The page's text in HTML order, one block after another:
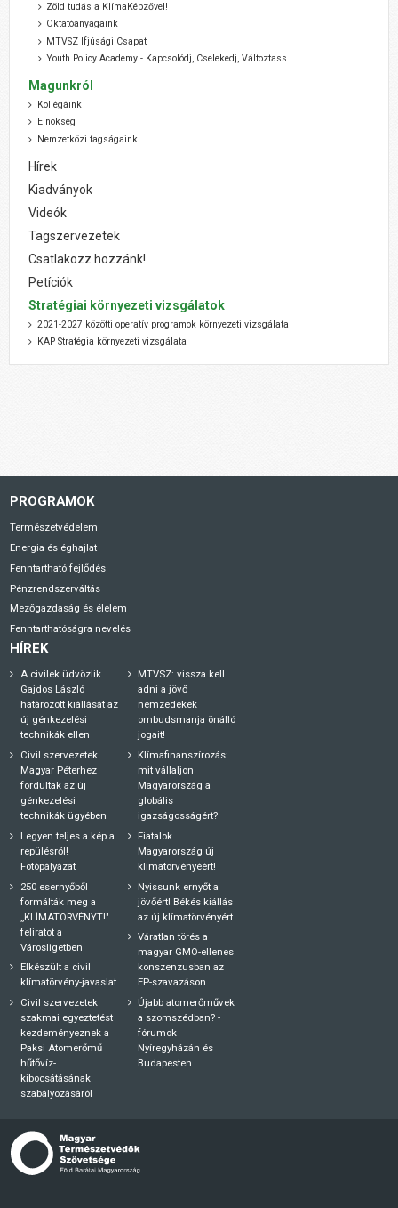
Zöld tudás a KlímaKépzővel!
Oktatóanyagaink
MTVSZ Ifjúsági Csapat
Youth Policy Academy - Kapcsolódj, Cselekedj, Változtass
Magunkról
Kollégáink
Elnökség
Nemzetközi tagságaink
Hírek
Kiadványok
Videók
Tagszervezetek
Csatlakozz hozzánk!
Petíciók
Stratégiai környezeti vizsgálatok
2021-2027 közötti operatív programok környezeti vizsgálata
KAP Stratégia környezeti vizsgálata
PROGRAMOK
Természetvédelem
Energia és éghajlat
Fenntartható fejlődés
Pénzrendszerváltás
Mezőgazdaság és élelem
Fenntarthatóságra nevelés
HÍREK
A civilek üdvözlik
Gajdos László
határozott kiállását az
új génkezelési
technikák ellen
Civil szervezetek
Magyar Péterhez
fordultak az új
génkezelési
technikák ügyében
Legyen teljes a kép a
repülésről!
Fotópályázat
250 esernyőből
formálták meg a
„KLÍMATÖRVÉNYT!"
feliratot a
Városligetben
Elkészült a civil
klímatörvény-javaslat
Civil szervezetek
szakmai egyeztetést
kezdeményeznek a
Paksi Atomerőmű
hűtővíz-
kibocsátásának
szabályozásáról
MTVSZ: vissza kell
adni a jövő
nemzedékek
ombudsmanja önálló
jogait!
Klímafinanszírozás:
mit vállaljon
Magyarország a
globális
igazságosságért?
Fiatalok
Magyarország új
klímatörvényéért!
Nyissunk ernyőt a
jövőért! Békés kiállás
az új klímatörvényért
Váratlan törés a
magyar GMO-ellenes
konszenzusban az
EP-szavazáson
Újabb atomerőművek
a szomszédban? -
fórumok
Nyíregyházán és
Budapesten